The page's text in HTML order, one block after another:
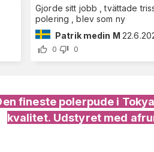
Gjorde sitt jobb , tvättade
polering , blev som ny
Patrik medin M
0 0
fineste polerpude i
kvalitet. Udstyret med